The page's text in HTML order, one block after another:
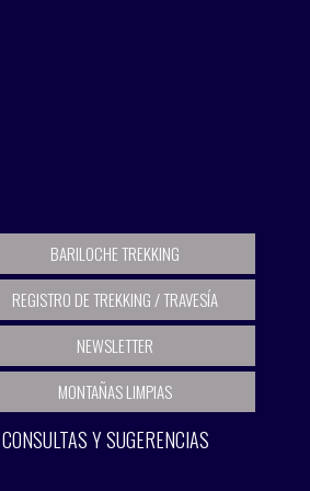
BARILOCHE TREKKING
REGISTRO DE TREKKING / TRAVESÍA
NEWSLETTER
MONTAÑAS LIMPIAS
CONSULTAS Y SUGERENCIAS